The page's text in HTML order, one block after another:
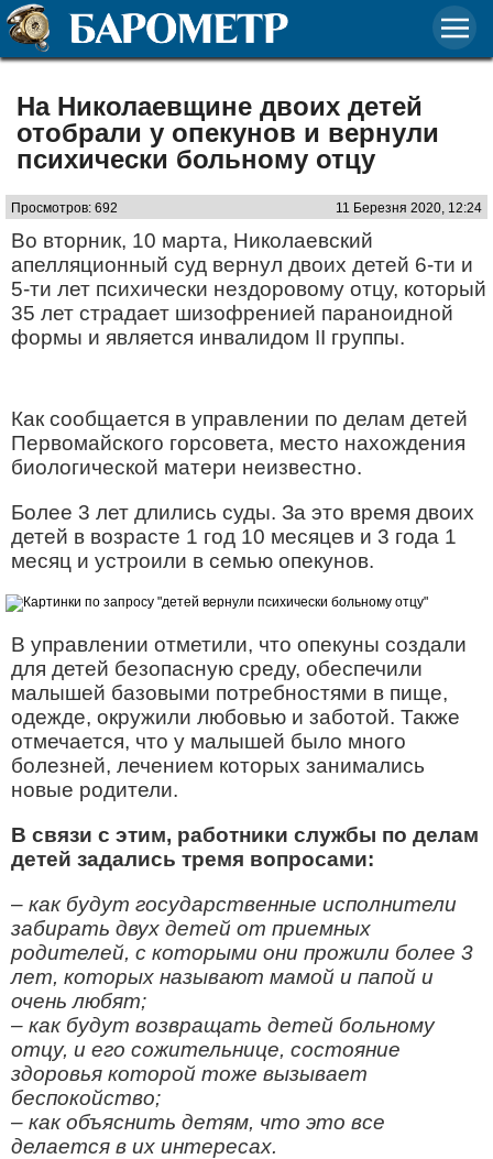
На Николаевщине двоих детей
отобрали у опекунов и вернули
психически больному отцу
Просмотров: 692 11 Березня 2020, 12:24
Во вторник, 10 марта, Николаевский
апелляционный суд вернул двоих детей 6-ти и
5-ти лет психически нездоровому отцу, который
35 лет страдает шизофренией параноидной
формы и является инвалидом II группы.
Как сообщается в управлении по делам детей
Первомайского горсовета, место нахождения
биологической матери неизвестно.
Более 3 лет длились суды. За это время двоих
детей в возрасте 1 год 10 месяцев и 3 года 1
месяц и устроили в семью опекунов.
В управлении отметили, что опекуны создали
для детей безопасную среду, обеспечили
малышей базовыми потребностями в пище,
одежде, окружили любовью и заботой. Также
отмечается, что у малышей было много
болезней, лечением которых занимались
новые родители.
В связи с этим, работники службы по делам
детей задались тремя вопросами:
– как будут государственные исполнители
забирать двух детей от приемных
родителей, с которыми они прожили более 3
лет, которых называют мамой и папой и
очень любят;
– как будут возвращать детей больному
отцу, и его сожительнице, состояние
здоровья которой тоже вызывает
беспокойство;
– как объяснить детям, что это все
делается в их интересах.